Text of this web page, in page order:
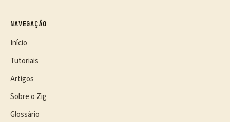
NAVEGAÇÃO
Início
Tutoriais
Artigos
Sobre o Zig
Glossário